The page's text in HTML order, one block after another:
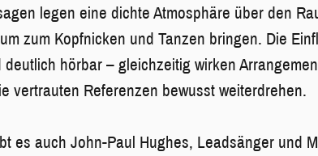
legen eine dichte Atmosphäre über den
zum Kopfnicken und Tanzen bringen. Die
deutlich hörbar – gleichzeitig wirken
vertrauten Referenzen bewusst weiterdrehen.
es auch John-Paul Hughes, Leadsänger und